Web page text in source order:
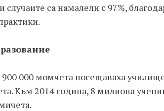
случаите са намалели с 97%,
000 момчета посещаваха
Към 2014 година, 8 милиона